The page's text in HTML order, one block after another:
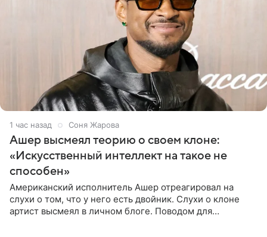
1 час назад Соня Жарова
Ашер высмеял теорию о своем клоне:
«Искусственный интеллект на такое не
способен»
Американский исполнитель Ашер отреагировал на
слухи о том, что у него есть двойник. Слухи о клоне
артист высмеял в личном блоге. Поводом для